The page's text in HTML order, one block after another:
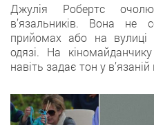
Джулія Робертс
в’язальників. Вона не
прийомах або на вулиці
одязі. На
навіть задає тон у в’язаній